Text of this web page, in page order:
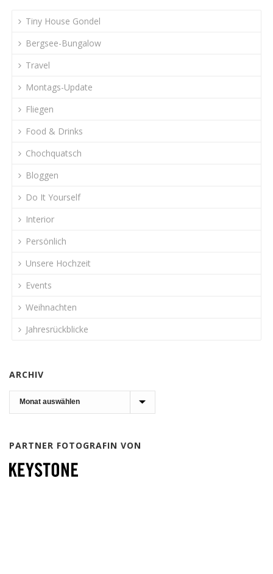
Tiny House Gondel
Bergsee-Bungalow
Travel
Montags-Update
Fliegen
Food & Drinks
Chochquatsch
Bloggen
Do It Yourself
Interior
Persönlich
Unsere Hochzeit
Events
Weihnachten
Jahresrückblicke
ARCHIV
Archiv
PARTNER FOTOGRAFIN VON